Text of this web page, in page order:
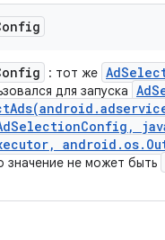
: тот же Ad
для запуска Ad
android .
SelectionConfig ,
, android . os.
значение не может быть